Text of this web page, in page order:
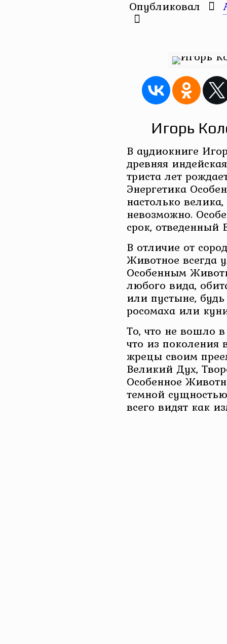
Опубликовал
Игорь
В аудиокниге
древняя
триста лет
Энергетика
настолько
невозможно.
срок, отведенный
В отличие от
Животное всегда
Особенным
любого вида,
или пустыне,
росомаха или
То, что не вошло
что из поколения
жрецы своим
Великий Дух,
Особенное
темной
всего видят как